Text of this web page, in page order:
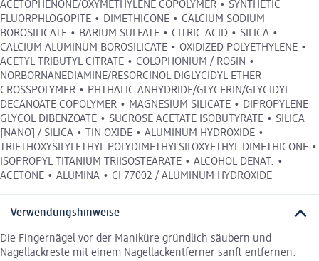
ACETOPHENONE/OXYMETHYLENE COPOLYMER • SYNTHETIC
FLUORPHLOGOPITE • DIMETHICONE • CALCIUM SODIUM
BOROSILICATE • BARIUM SULFATE • CITRIC ACID • SILICA •
CALCIUM ALUMINUM BOROSILICATE • OXIDIZED POLYETHYLENE •
ACETYL TRIBUTYL CITRATE • COLOPHONIUM / ROSIN •
NORBORNANEDIAMINE/RESORCINOL DIGLYCIDYL ETHER
CROSSPOLYMER • PHTHALIC ANHYDRIDE/GLYCERIN/GLYCIDYL
DECANOATE COPOLYMER • MAGNESIUM SILICATE • DIPROPYLENE
GLYCOL DIBENZOATE • SUCROSE ACETATE ISOBUTYRATE • SILICA
[NANO] / SILICA • TIN OXIDE • ALUMINUM HYDROXIDE •
TRIETHOXYSILYLETHYL POLYDIMETHYLSILOXYETHYL DIMETHICONE •
ISOPROPYL TITANIUM TRIISOSTEARATE • ALCOHOL DENAT. •
ACETONE • ALUMINA • CI 77002 / ALUMINUM HYDROXIDE
Verwendungshinweise
Die Fingernägel vor der Maniküre gründlich säubern und
Nagellackreste mit einem Nagellackentferner sanft entfernen.